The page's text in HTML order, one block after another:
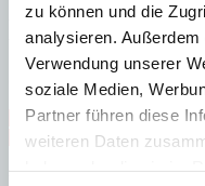
zu können und die
analysieren.
Verwendung unserer
soziale Medien,
Partner führen diese
weiteren Daten
Wohn-/ Esszimmer, offene
Wirtschaftsraum,
Carport und Abstellraum
Gäste-WC
Hafennähe
Nähe Strand